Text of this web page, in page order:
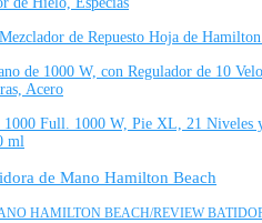
de Repuesto Hoja de
de 1000 W, con Regulador de 10
Acero
Full. 1000 W, Pie XL, 21 Niveles
ml
de Mano Hamilton Beach
HAMILTON BEACH/REVIEW